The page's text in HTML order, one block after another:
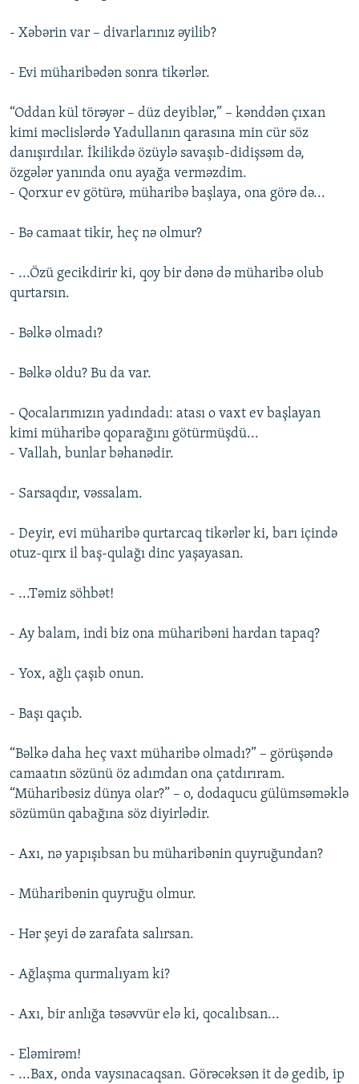
- Xəbərin var – divarlarınız əyilib?
- Evi müharibədən sonra tikərlər.
“Oddan kül törəyər – düz deyiblər,” – kənddən çıxan
kimi məclislərdə Yadullanın qarasına min cür söz
danışırdılar. İkilikdə özüylə savaşıb-didişsəm də,
özgələr yanında onu ayağa verməzdim.
- Qorxur ev götürə, müharibə başlaya, ona görə də...
- Bə camaat tikir, heç nə olmur?
- ...Özü gecikdirir ki, qoy bir dənə də müharibə olub
qurtarsın.
- Bəlkə olmadı?
- Bəlkə oldu? Bu da var.
- Qocalarımızın yadındadı: atası o vaxt ev başlayan
kimi müharibə qoparağını götürmüşdü...
- Vallah, bunlar bəhanədir.
- Sarsaqdır, vəssalam.
- Deyir, evi müharibə qurtarcaq tikərlər ki, barı içində
otuz-qırx il baş-qulağı dinc yaşayasan.
- ...Təmiz söhbət!
- Ay balam, indi biz ona müharibəni hardan tapaq?
- Yox, ağlı çaşıb onun.
- Başı qaçıb.
“Bəlkə daha heç vaxt müharibə olmadı?” – görüşəndə
camaatın sözünü öz adımdan ona çatdırıram.
“Müharibəsiz dünya olar?” – o, dodaqucu gülümsəməklə
sözümün qabağına söz diyirlədir.
- Axı, nə yapışıbsan bu müharibənin quyruğundan?
- Müharibənin quyruğu olmur.
- Hər şeyi də zarafata salırsan.
- Ağlaşma qurmalıyam ki?
- Axı, bir anlığa təsəvvür elə ki, qocalıbsan...
- Eləmirəm!
- ...Bax, onda vaysınacaqsan. Görəcəksən it də gedib, ip